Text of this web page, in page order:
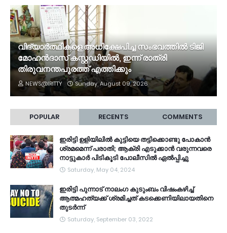
വിദ്യാർത്ഥികളെ അധിക്ഷേപിച്ച സംഭവത്തിൽ ടിജി
മോഹൻദാസ് കസ്റ്റഡിയിൽ, ഇന്ന് രാത്രി
തിരുവനന്തപുരത്ത് എത്തിക്കും
NEWS@IRITTY Sunday, August 09, 2026
POPULAR RECENTS COMMENTS
ഇരിട്ടി ഉളിയിലിൽ കുട്ടിയെ തട്ടിക്കൊണ്ടു പോകാൻ
ശ്രമമെന്ന് പരാതി; ആക്രി എടുക്കാൻ വരുന്നവരെ
നാട്ടുകാർ പിടികൂടി പോലീസിൽ ഏൽപ്പിച്ചു
Saturday, May 04, 2024
ഇരിട്ടി പുന്നാട് നാലംഗ കുടുംബം വിഷംകഴിച്ച്‌
ആത്മഹത്യക്ക് ശ്രമിച്ചത് കടക്കെണിയിലായതിനെ
തുടർന്ന്
Saturday, September 03, 2022